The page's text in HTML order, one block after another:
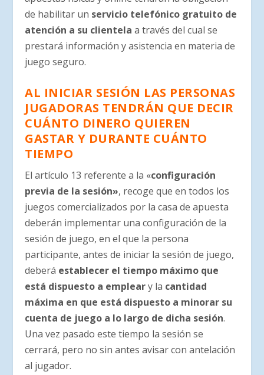
de habilitar un servicio telefónico gratuito de
atención a su clientela a través del cual se
prestará información y asistencia en materia de
juego seguro.
AL INICIAR SESIÓN LAS PERSONAS
JUGADORAS TENDRÁN QUE DECIR
CUÁNTO DINERO QUIEREN
GASTAR Y DURANTE CUÁNTO
TIEMPO
El artículo 13 referente a la «configuración
previa de la sesión», recoge que en todos los
juegos comercializados por la casa de apuesta
deberán implementar una configuración de la
sesión de juego, en el que la persona
participante, antes de iniciar la sesión de juego,
deberá establecer el tiempo máximo que
está dispuesto a empleary la cantidad
máxima en que está dispuesto a minorar su
cuenta de juego a lo largo de dicha sesión.
Una vez pasado este tiempo la sesión se
cerrará, pero no sin antes avisar con antelación
al jugador.